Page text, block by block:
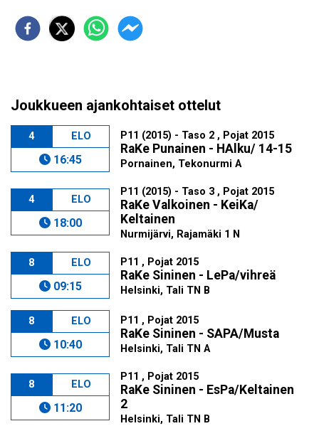
Joukkueen ajankohtaiset ottelut
4 ELO
16:45
P11 (2015) - Taso 2 , Pojat 2015
RaKe Punainen - HAlku/ 14-15
Pornainen, Tekonurmi A
4 ELO
18:00
P11 (2015) - Taso 3 , Pojat 2015
RaKe Valkoinen - KeiKa/
Keltainen
Nurmijärvi, Rajamäki 1 N
8 ELO
09:15
P11 , Pojat 2015
RaKe Sininen - LePa/vihreä
Helsinki, Tali TN B
8 ELO
10:40
P11 , Pojat 2015
RaKe Sininen - SAPA/Musta
Helsinki, Tali TN A
8 ELO
11:20
P11 , Pojat 2015
RaKe Sininen - EsPa/Keltainen
2
Helsinki, Tali TN B